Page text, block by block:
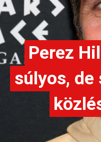
Perez
súlyos, de
Perez
súlyos, de